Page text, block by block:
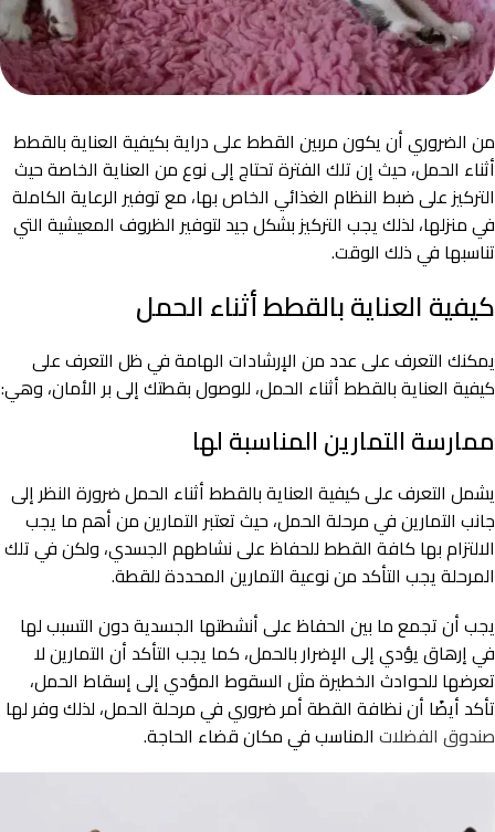
من الضروري أن يكون مربين القطط على دراية بكيفية العناية بالقطط
أثناء الحمل، حيث إن تلك الفترة تحتاج إلى نوع من العناية الخاصة حيث
التركيز على ضبط النظام الغذائي الخاص بها، مع توفير الرعاية الكاملة
في منزلها، لذلك يجب التركيز بشكل جيد لتوفير الظروف المعيشية التي
تناسبها في ذلك الوقت.
كيفية العناية بالقطط أثناء الحمل
يمكنك التعرف على عدد من الإرشادات الهامة في ظل التعرف على
كيفية العناية بالقطط أثناء الحمل، للوصول بقطتك إلى بر الأمان، وهي:
ممارسة التمارين المناسبة لها
يشمل التعرف على كيفية العناية بالقطط أثناء الحمل ضرورة النظر إلى
جانب التمارين في مرحلة الحمل، حيث تعتبر التمارين من أهم ما يجب
الالتزام بها كافة القطط للحفاظ على نشاطهم الجسدي، ولكن في تلك
المرحلة يجب التأكد من نوعية التمارين المحددة للقطة.
يجب أن تجمع ما بين الحفاظ على أنشطتها الجسدية دون التسبب لها
في إرهاق يؤدي إلى الإضرار بالحمل، كما يجب التأكد أن التمارين لا
تعرضها للحوادث الخطيرة مثل السقوط المؤدي إلى إسقاط الحمل،
تأكد أيضًا أن نظافة القطة أمر ضروري في مرحلة الحمل، لذلك وفر لها
صندوق الفضلات المناسب في مكان قضاء الحاجة.